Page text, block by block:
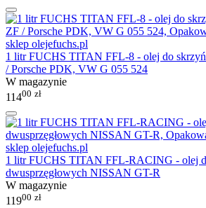
1 litr FUCHS TITAN FFL-8 - olej do
/ Porsche PDK, VW G 055 524
W magazynie
11400 zł
1 litr FUCHS TITAN FFL-RACING - olej
dwusprzęgłowych NISSAN GT-R
W magazynie
11900 zł